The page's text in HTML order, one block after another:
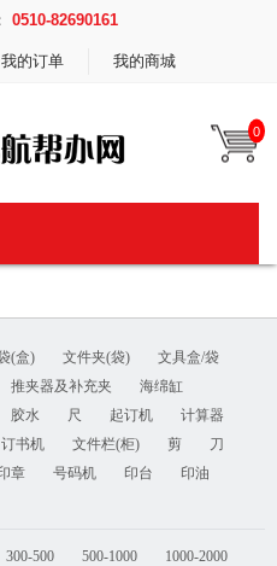
0510-82690161
我的订单 我的商城
0
(盒) 文件夹(袋)
文具盒/袋
推夹器及补充夹
海绵缸
胶水 尺 起订机
计算器
订书机 文件栏(柜) 剪
刀
章 号码机 印台
印油
300-500 500-1000
1000-2000